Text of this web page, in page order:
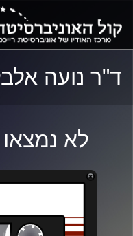
התפריט
הראשי
התוכן
הראשי
ד"ר נועה
לא